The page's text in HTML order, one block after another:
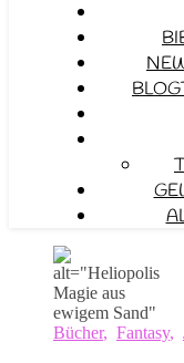
Bücher, Fantasy,